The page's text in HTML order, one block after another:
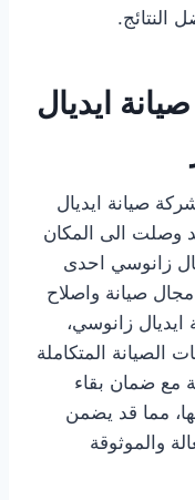
ايديال
صيانة ايديال
وصلت الى المكان
زانوسي احدى
مجال صيانة واصلاح
ايديال زانوسي،
الصيانة المتكاملة
مع ضمان بقاء
مما قد يضمن
والموثوقة